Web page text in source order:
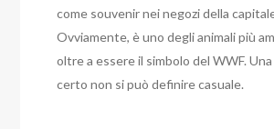
come souvenir nei negozi della
Ovviamente, è uno degli animali più
oltre a essere il simbolo del WWF.
certo non si può definire casuale.